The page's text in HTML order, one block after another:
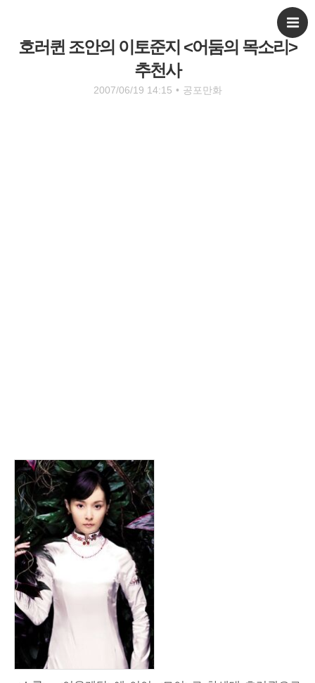
호러퀸 조안의 이토준지 <어둠의 목소리>
추천사
2007/06/19 14:15 • 공포만화